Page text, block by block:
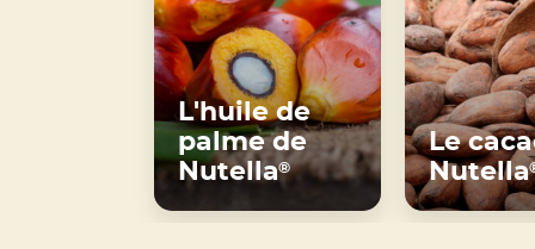
L'huile de
palme de
Nutella®
Le
Nutella